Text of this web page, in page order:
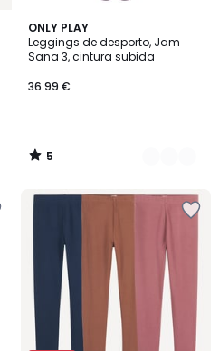
ONLY PLAY
Leggings de desporto, Jam
Sana 3, cintura subida
36.99 €
5
/
5
3
Cores
5
/